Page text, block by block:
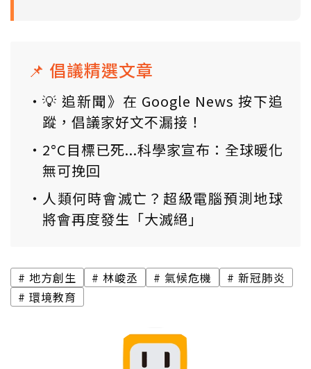
📌 倡議精選文章
💡 追新聞》在 Google News 按下追
蹤，倡議家好文不漏接！
2°C目標已死...科學家宣布：全球暖化
無可挽回
人類何時會滅亡？超級電腦預測地球
將會再度發生「大滅絕」
地方創生 林峻丞 氣候危機
新冠肺炎
環境教育